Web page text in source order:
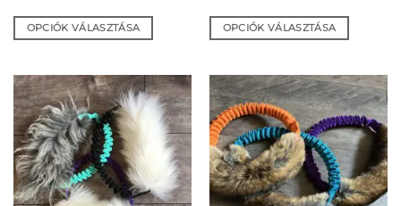
OPCIÓK VÁLASZTÁSA
terméknek
több
variációja
van.
A
változatok
a
OPCIÓK VÁLASZTÁSA
terméknek
több
variációja
van.
A
változatok
a